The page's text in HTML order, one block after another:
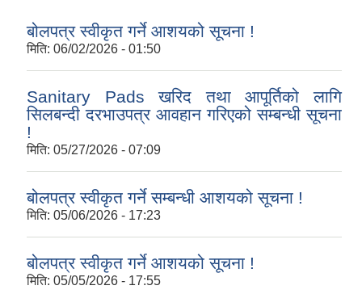
बोलपत्र स्वीकृत गर्ने आशयको सूचना !
मिति: 06/02/2026 - 01:50
Sanitary Pads खरिद तथा आपूर्तिको लागि
सिलबन्दी दरभाउपत्र आवहान गरिएको सम्बन्धी सूचना
!
मिति: 05/27/2026 - 07:09
बोलपत्र स्वीकृत गर्ने सम्बन्धी आशयको सूचना !
मिति: 05/06/2026 - 17:23
बोलपत्र स्वीकृत गर्ने आशयको सूचना !
मिति: 05/05/2026 - 17:55